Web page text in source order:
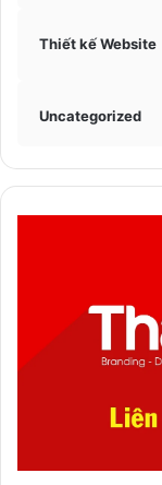
Thiết kế Website
Uncategorized